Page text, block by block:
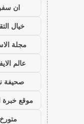
ان
خيال
مجلة
عالم
صحيفة
موقع خبرة
متورخ